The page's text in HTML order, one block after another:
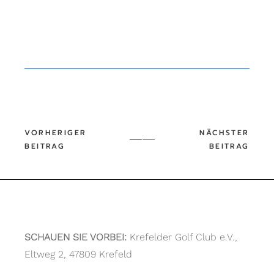
SCHAUEN SIE VORBEI: Krefelder Golf Club e.V.,
Eltweg 2, 47809 Krefeld